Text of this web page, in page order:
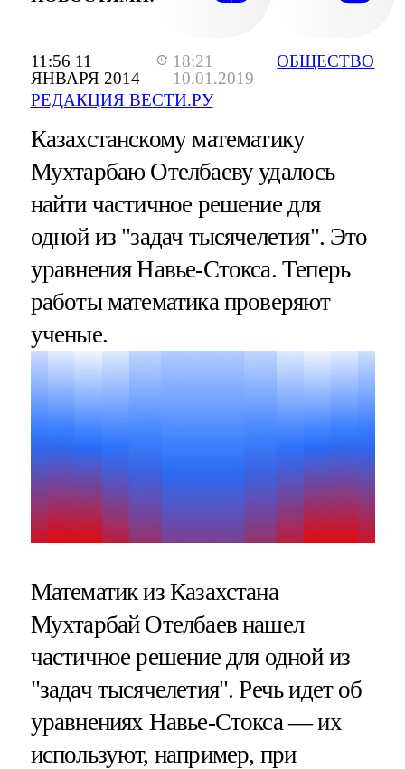
11:56 11
ЯНВАРЯ 2014
18:21
10.01.2019
РЕДАКЦИЯ ВЕСТИ.РУ
ОБЩЕСТВО
Казахстанскому математику
Мухтарбаю Отелбаеву удалось
найти частичное решение для
одной из "задач тысячелетия". Это
уравнения Навье-Стокса. Теперь
работы математика проверяют
ученые.
Математик из Казахстана
Мухтарбай Отелбаев нашел
частичное решение для одной из
"задач тысячелетия". Речь идет об
уравнениях Навье-Стокса — их
используют, например, при